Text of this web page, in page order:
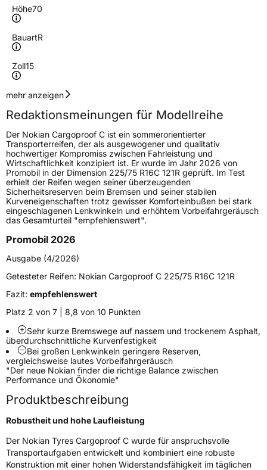
Höhe70
BauartR
Zoll15
Geschwindigkeitsindex
Höchstgeschwindigkeit
180 km/h
Lastindex109/107
Höchstlast1030/975 kg
Generelle Merkmale
FahrzeugtypTransporter
VerwendungSommerreifen
ModellnameCargoproof C
FahrzeugartTransporter
Weitere Eigenschaften
SchlauchtypTL
ZustandNeureifen
C-ReifenJa
EffizienzB
mehr anzeigen
Redaktionsmeinungen für Modellreihe
Der Nokian Cargoproof C ist ein sommerorientierter
Transporterreifen, der als ausgewogener und qualitativ
hochwertiger Kompromiss zwischen Fahrleistung und
Wirtschaftlichkeit konzipiert ist. Er wurde im Jahr 2026 von
Promobil in der Dimension 225/75 R16C 121R geprüft. Im Test
erhielt der Reifen wegen seiner überzeugenden
Sicherheitsreserven beim Bremsen und seiner stabilen
Kurveneigenschaften trotz gewisser Komforteinbußen bei stark
eingeschlagenen Lenkwinkeln und erhöhtem Vorbeifahrgeräusch
das Gesamturteil "empfehlenswert".
Promobil 2026
Ausgabe (4/2026)
Getesteter Reifen: Nokian Cargoproof C 225/75 R16C 121R
Fazit: empfehlenswert
Platz 2 von 7 | 8,8 von 10 Punkten
Sehr kurze Bremswege auf nassem und trockenem Asphalt,
überdurchschnittliche Kurvenfestigkeit
Bei großen Lenkwinkeln geringere Reserven,
vergleichsweise lautes Vorbeifahrgeräusch
"Der neue Nokian finder die richtige Balance zwischen
Performance und Ökonomie"
Produktbeschreibung
Robustheit und hohe Laufleistung
Der Nokian Tyres Cargoproof C wurde für anspruchsvolle
Transportaufgaben entwickelt und kombiniert eine robuste
Konstruktion mit einer hohen Widerstandsfähigkeit im täglichen